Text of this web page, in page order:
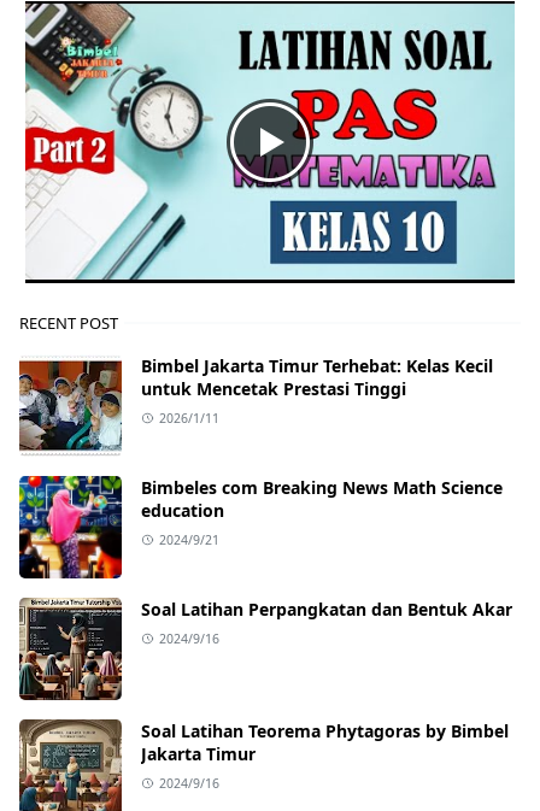
RECENT POST
Bimbel Jakarta Timur Terhebat: Kelas Kecil
untuk Mencetak Prestasi Tinggi
2026/1/11
Bimbeles com Breaking News Math Science
education
2024/9/21
Soal Latihan Perpangkatan dan Bentuk Akar
2024/9/16
Soal Latihan Teorema Phytagoras by Bimbel
Jakarta Timur
2024/9/16